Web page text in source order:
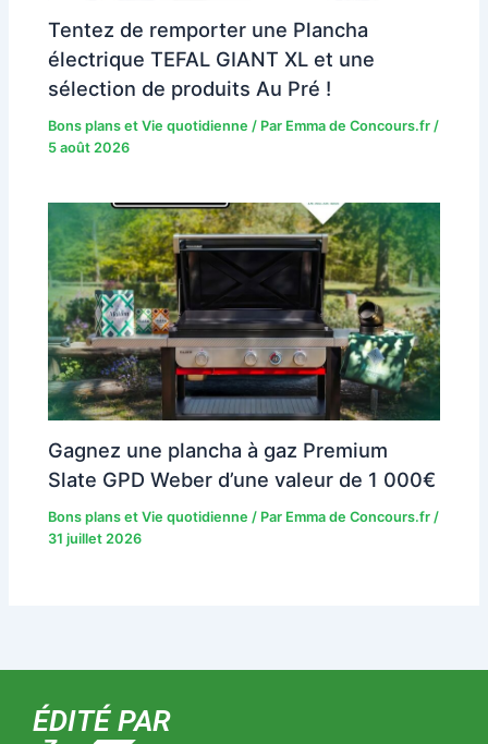
Tentez de remporter une Plancha
électrique TEFAL GIANT XL et une
sélection de produits Au Pré !
Bons plans et Vie quotidienne / Par Emma de Concours.fr/
5 août 2026
Gagnez une plancha à gaz Premium
Slate GPD Weber d’une valeur de 1 000€
Bons plans et Vie quotidienne / Par Emma de Concours.fr/
31 juillet 2026
ÉDITÉ PAR